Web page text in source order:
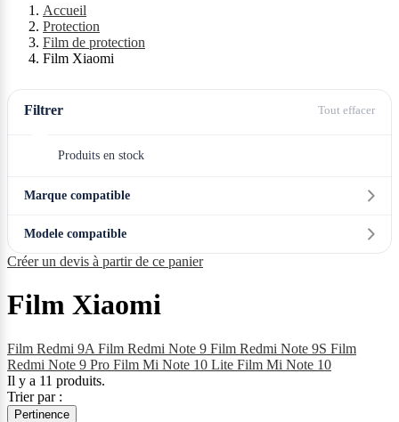
Accueil
Protection
Film de protection
Film Xiaomi
Filtrer Tout effacer
Produits en stock
Marque compatible
Modele compatible
Créer un devis à partir de ce panier
Film Xiaomi
Film Redmi 9A Film Redmi Note 9 Film Redmi Note 9S Film
Redmi Note 9 Pro Film Mi Note 10 Lite Film Mi Note 10
Il y a 11 produits.
Trier par :
Pertinence